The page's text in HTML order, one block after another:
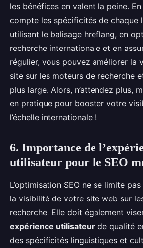
les bénéfices en valent la peine.
compte les spécificités de chaque
utilisant le balisage hreflang, en
recherche internationale et en
régulier, vous pouvez améliorer la
site sur les moteurs de recherche
plus large. Alors, n’attendez plus,
en pratique pour booster votre
l’échelle internationale !
6. Importance de
utilisateur pour le SEO
L’optimisation SEO ne se limite
la visibilité de votre site web sur
recherche. Elle doit également
expérience utilisateur de qualité
des spécificités linguistiques et